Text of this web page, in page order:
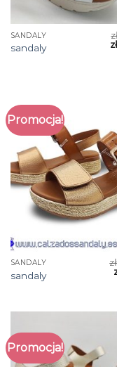
SANDALY
sandaly
Promocja!
SANDALY
sandaly
zł
Promocja!